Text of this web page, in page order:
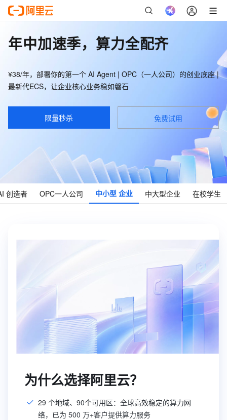
年中加速季，算力全配齐
¥38/年，部署你的第一个 AI Agent | OPC（一人公司）的创业底座 |
最新代ECS，让企业核心业务稳如磐石
限量秒杀 免费试用
创造者 OPC一人公司 中小型 企业 中大型企业 在校学生
为什么选择阿里云？
29 个地域、90个可用区：全球高效稳定的算力网
络，已为 500 万+客户提供算力服务